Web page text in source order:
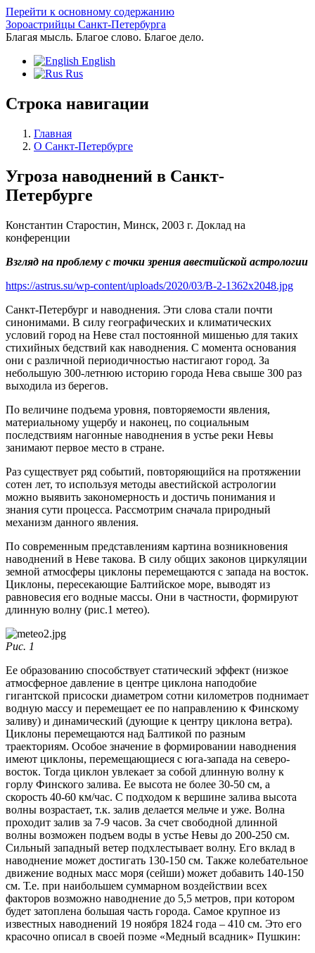
Перейти к основному содержанию
Зороастрийцы Санкт-Петербурга
Благая мысль. Благое слово. Благое дело.
English
Rus
Строка навигации
Главная
O Санкт-Петербурге
Угроза наводнений в Санкт-
Петербурге
Константин Старостин, Минск, 2003 г. Доклад на
конференции
Взгляд на проблему с точки зрения авестийской астрологии
https://astrus.su/wp-content/uploads/2020/03/В-2-1362x2048.jpg
Санкт-Петербург и наводнения. Эти слова стали почти
синонимами. В силу географических и климатических
условий город на Неве стал постоянной мишенью для таких
стихийных бедствий как наводнения. С момента основания
они с различной периодичностью настигают город. За
небольшую 300-летнюю историю города Нева свыше 300 раз
выходила из берегов.
По величине подъема уровня, повторяемости явления,
материальному ущербу и наконец, по социальным
последствиям нагонные наводнения в устье реки Невы
занимают первое место в стране.
Раз существует ряд событий, повторяющийся на протяжении
сотен лет, то используя методы авестийской астрологии
можно выявить закономерность и достичь понимания и
знания сути процесса. Рассмотрим сначала природный
механизм данного явления.
По современным представлениям картина возникновения
наводнений в Неве такова. В силу общих законов циркуляции
земной атмосферы циклоны перемещаются с запада на восток.
Циклоны, пересекающие Балтийское море, выводят из
равновесия его водные массы. Они в частности, формируют
длинную волну (рис.1 метео).
Рис. 1
Ее образованию способствует статический эффект (низкое
атмосферное давление в центре циклона наподобие
гигантской присоски диаметром сотни километров поднимает
водную массу и перемещает ее по направлению к Финскому
заливу) и динамический (дующие к центру циклона ветра).
Циклоны перемещаются над Балтикой по разным
траекториям. Особое значение в формировании наводнения
имеют циклоны, перемещающиеся с юга-запада на северо-
восток. Тогда циклон увлекает за собой длинную волну к
горлу Финского залива. Ее высота не более 30-50 см, а
скорость 40-60 км/час. С подходом к вершине залива высота
волны возрастает, т.к. залив делается мельче и уже. Волна
проходит залив за 7-9 часов. За счет свободной длинной
волны возможен подъем воды в устье Невы до 200-250 см.
Сильный западный ветер подхлестывает волну. Его вклад в
наводнение может достигать 130-150 см. Также колебательное
движение водных масс моря (сейши) может добавить 140-150
см. Т.е. при наибольшем суммарном воздействии всех
факторов возможно наводнение до 5,5 метров, при котором
будет затоплена большая часть города. Самое крупное из
известных наводнений 19 ноября 1824 года – 410 см. Это его
красочно описал в своей поэме «Медный всадник» Пушкин: